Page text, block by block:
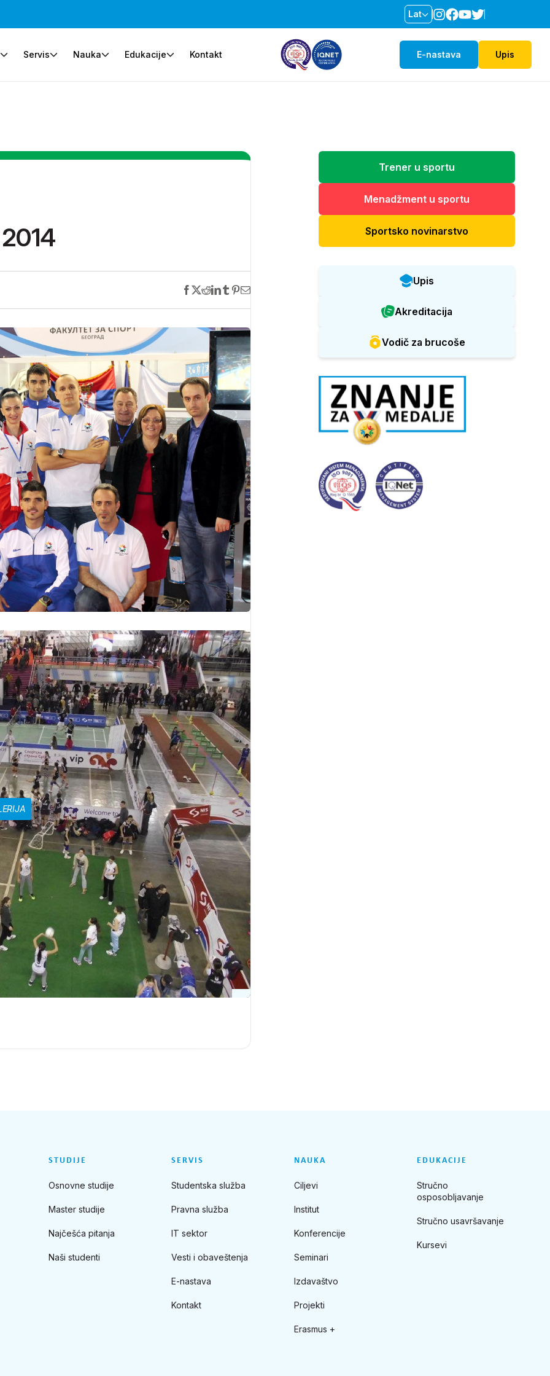
Lat
Servis Nauka Edukacije Kontakt E-nastava Upis
Trener u sportu
Menadžment u sportu
Sportsko novinarstvo
Upis
Akreditacija
Vodič za brucoše
STUDIJE
Osnovne studije
Master studije
Najčešća pitanja
Naši studenti
SERVIS
Studentska služba
Pravna služba
IT sektor
Vesti i obaveštenja
E-nastava
Kontakt
NAUKA
Ciljevi
Institut
Konferencije
Seminari
Izdavaštvo
Projekti
Erasmus +
EDUKACIJE
Stručno
osposobljavanje
Stručno usavršavanje
Kursevi